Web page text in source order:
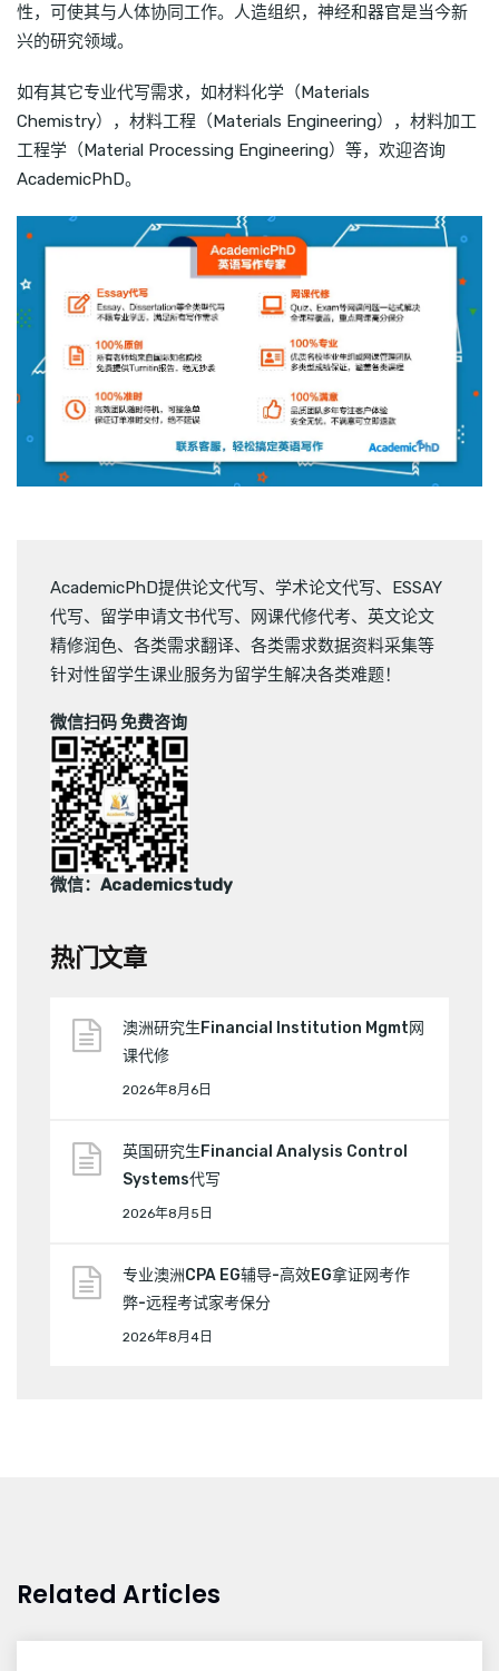
性，可使其与人体协同工作。人造组织，神经和器官是当今新
兴的研究领域。
如有其它专业代写需求，如材料化学（Materials
Chemistry），材料工程（Materials Engineering），材料加工
工程学（Material Processing Engineering）等，欢迎咨询
AcademicPhD。
AcademicPhD提供论文代写、 学术论文代写、 ESSAY
代写、 留学申请文书代写、 网课代修代考、 英文论文
精修润色、 各类需求翻译、 各类需求数据资料采集等
针对性留学生课业服务为留学生解决各类难题！
微信扫码 免费咨询
微信：Academicstudy
热门文章
澳洲研究生Financial Institution Mgmt网
课代修
2026年8月6日
英国研究生Financial Analysis Control
Systems代写
2026年8月5日
专业澳洲CPA EG辅导-高效EG拿证网考作
弊-远程考试家考保分
2026年8月4日
Related Articles